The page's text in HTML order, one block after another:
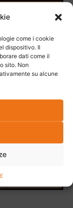
come i cookie
dispositivo. Il
dati come il
sito. Non
su alcune